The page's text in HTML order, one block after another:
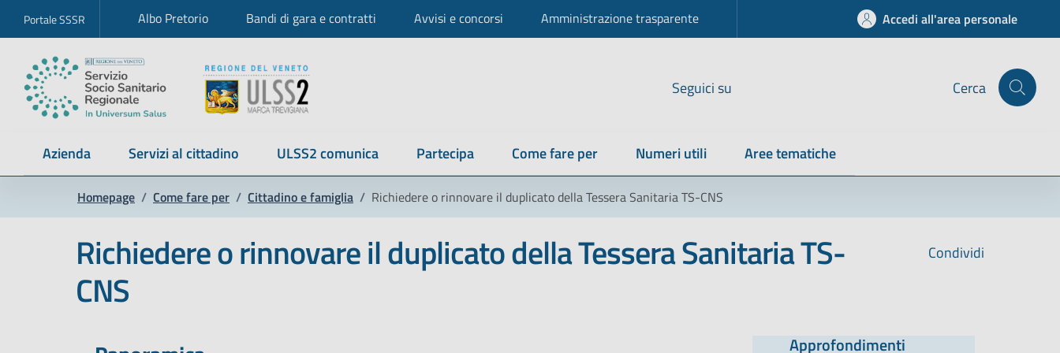
Portale SSSR Albo Pretorio Bandi di gara e contratti Avvisi e concorsi Amministrazione trasparente Accedi all'area personale
Seguici su Cerca
Azienda Servizi al cittadino ULSS2 comunica Partecipa Come fare per Numeri utili Aree tematiche
Homepage / Come fare per / Cittadino e famiglia / Richiedere o rinnovare il duplicato della Tessera Sanitaria TS-CNS
Condividi
Richiedere o rinnovare il duplicato della Tessera Sanitaria TS-
CNS
Approfondimenti